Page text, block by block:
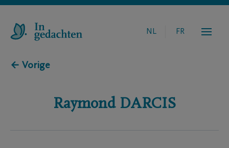
NL FR
← Vorige
Raymond DARCIS